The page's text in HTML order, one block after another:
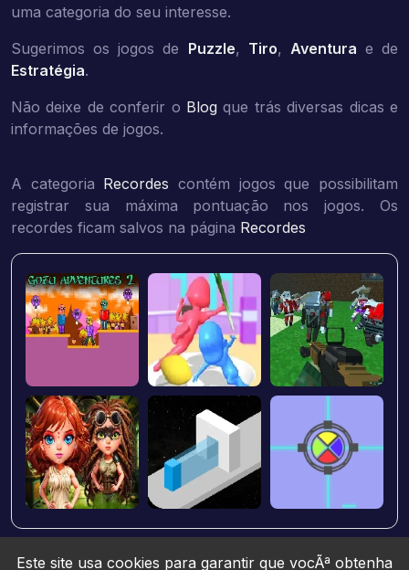
uma categoria do seu interesse.
Sugerimos os jogos de Puzzle, Tiro, Aventura e de
Estratégia.
Não deixe de conferir o Blog que trás diversas dicas e
informações de jogos.
A categoria Recordes contém jogos que possibilitam
registrar sua máxima pontuação nos jogos. Os
recordes ficam salvos na página Recordes
Este site usa cookies para garantir que vocÃª obtenha